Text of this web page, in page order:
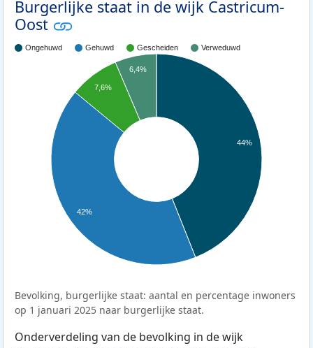
Burgerlijke staat in de wijk Castricum-
Oost
Ongehuwd Gehuwd Gescheiden Verweduwd
44%
6,4%
7,6%
42%
Bevolking, burgerlijke staat: aantal en percentage inwoners
op 1 januari 2025 naar burgerlijke staat.
Onderverdeling van de bevolking in de wijk